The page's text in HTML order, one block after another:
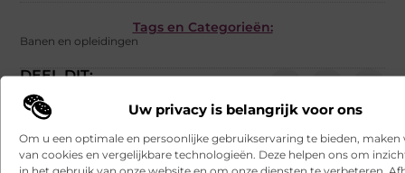
Uw privacy is belangrijk voor ons
Om u een optimale en persoonlijke gebruikservaring te bieden, maken
van cookies en vergelijkbare technologieën. Deze helpen ons om
Tags en Categorieën:
Banen en opleidingen
DEEL DIT:
met bloggen op